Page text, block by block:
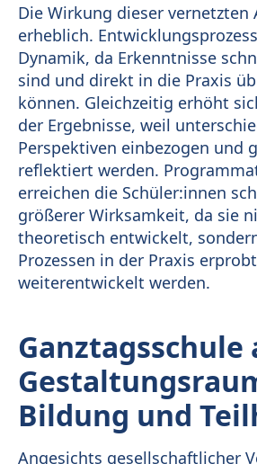
Die Wirkung dieser vernetzten
erheblich.
Dynamik, da Erkenntnisse
sind und direkt in die Praxis
können. Gleichzeitig erhöht
der Ergebnisse, weil
Perspektiven einbezogen und
reflektiert werden.
erreichen die Schüler:innen
größerer Wirksamkeit, da sie
theoretisch entwickelt,
Prozessen in der Praxis
weiterentwickelt werden.
Ganztagsschule
Bildung und
Angesichts gesellschaftlicher